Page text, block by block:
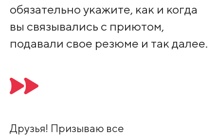
обязательно укажите, как и когда
вы связывались с приютом,
подавали свое резюме и так далее.
Друзья! Призываю все